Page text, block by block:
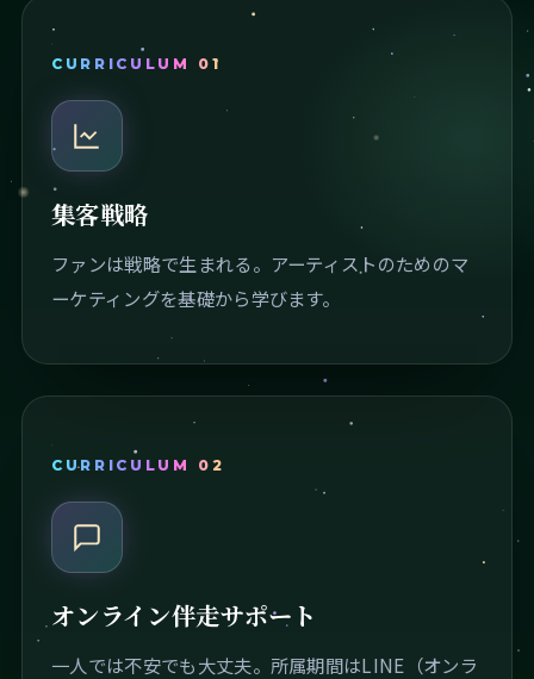
CURRICULUM 01
集客戦略
ファンは戦略で生まれる。アーティストのためのマ
ーケティングを基礎から学びます。
CURRICULUM 02
オンライン伴走サポート
一人では不安でも大丈夫。所属期間はLINE（オンラ